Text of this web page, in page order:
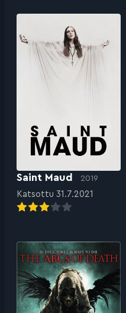
Saint Maud 2019
Katsottu 31.7.2021